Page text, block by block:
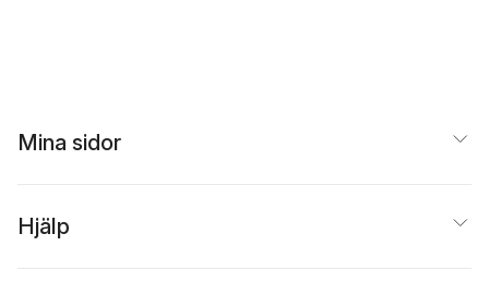
Mina sidor
Hjälp